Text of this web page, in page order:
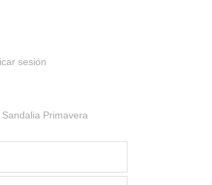
sesión
Sandalia Primavera